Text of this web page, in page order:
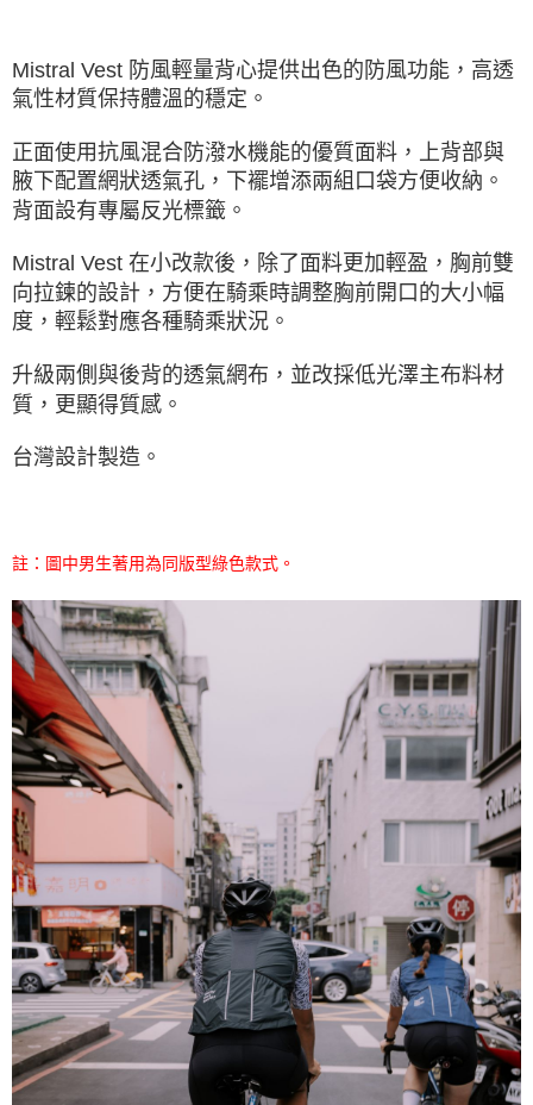
付款後門市自取
海外直寄/亞洲 查看運費
Mistral Vest 防風輕量背心提供出色的防風功能，高透
氣性材質保持體溫的穩定。
正面使用抗風混合防潑水機能的優質面料，上背部與
腋下配置網狀透氣孔，下襬增添兩組口袋方便收納。
背面設有專屬反光標籤。
Mistral Vest 在小改款後，除了面料更加輕盈，胸前雙
向拉鍊的設計，方便在騎乘時調整胸前開口的大小幅
度，輕鬆對應各種騎乘狀況。
升級兩側與後背的透氣網布，並改採低光澤主布料材
質，更顯得質感。
台灣設計製造。
註：圖中男生著用為同版型綠色款式。